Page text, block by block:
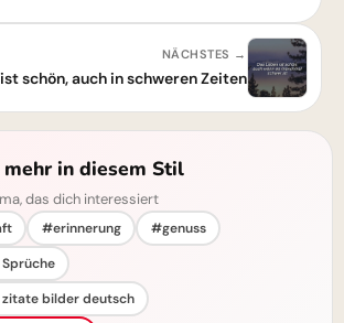
NÄCHSTES →
schön, auch in schweren Zeiten
mehr in diesem Stil
das dich interessiert
#erinnerung
#genuss
bilder deutsch